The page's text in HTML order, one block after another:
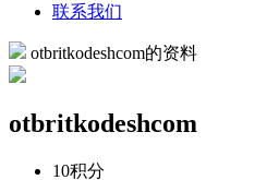
联系我们
otbritkodeshcom的资料
otbritkodeshcom
10积分